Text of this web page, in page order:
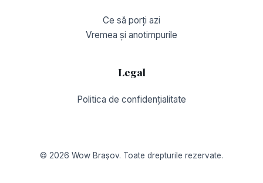
Ce să porți azi
Vremea și anotimpurile
Legal
Politica de confidențialitate
© 2026 Wow Brașov. Toate drepturile rezervate.